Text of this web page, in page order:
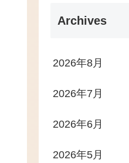
Archives
2026年8月
2026年7月
2026年6月
2026年5月